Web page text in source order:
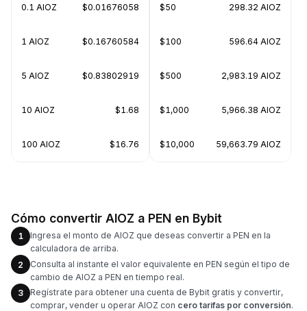
0.1 AIOZ $0.01676058
1 AIOZ $0.16760584
5 AIOZ $0.83802919
10 AIOZ $1.68
100 AIOZ $16.76
$50 298.32 AIOZ
$100 596.64 AIOZ
$500 2,983.19 AIOZ
$1,000 5,966.38 AIOZ
$10,000 59,663.79 AIOZ
Cómo convertir AIOZ a PEN en Bybit
1
Ingresa el monto de AIOZ que deseas convertir a PEN en la
calculadora de arriba.
2
Consulta al instante el valor equivalente en PEN según el tipo de
cambio de AIOZ a PEN en tiempo real.
3
Regístrate para obtener una cuenta de Bybit gratis y convertir,
comprar, vender u operar AIOZ con cero tarifas por conversión.